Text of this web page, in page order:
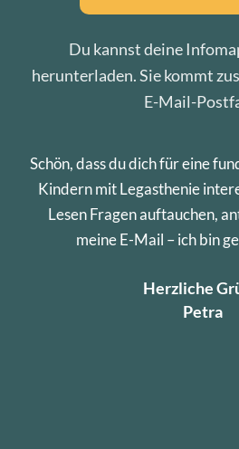
Du kannst deine
herunterladen. Sie kommt
E-Mail-
Schön, dass du dich für eine
Kindern mit Legasthenie
Lesen Fragen auftauchen,
meine E-Mail – ich bin
Herzliche
Petra